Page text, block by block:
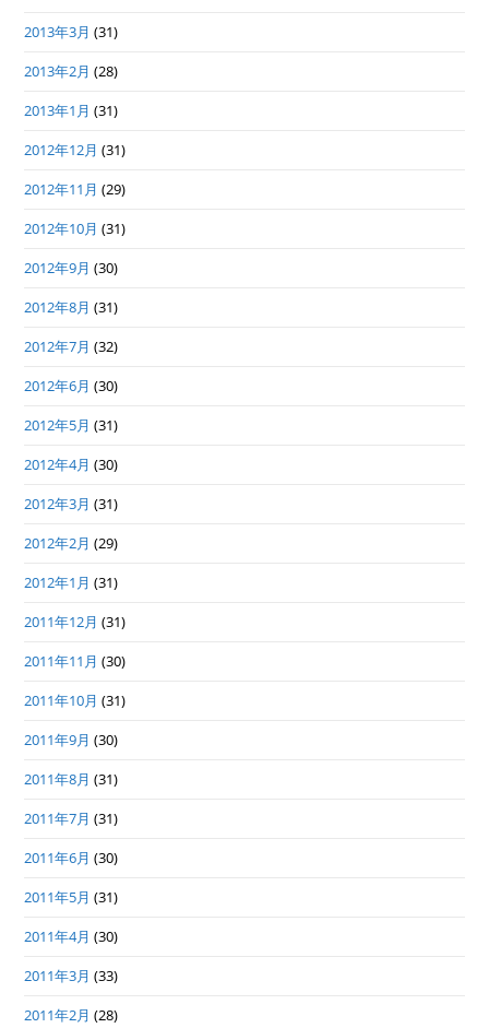
2013年3月 (31)
2013年2月 (28)
2013年1月 (31)
2012年12月 (31)
2012年11月 (29)
2012年10月 (31)
2012年9月 (30)
2012年8月 (31)
2012年7月 (32)
2012年6月 (30)
2012年5月 (31)
2012年4月 (30)
2012年3月 (31)
2012年2月 (29)
2012年1月 (31)
2011年12月 (31)
2011年11月 (30)
2011年10月 (31)
2011年9月 (30)
2011年8月 (31)
2011年7月 (31)
2011年6月 (30)
2011年5月 (31)
2011年4月 (30)
2011年3月 (33)
2011年2月 (28)